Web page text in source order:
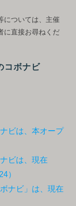
については、主催
に直接お尋ねくだ
コボナビ
ビは、本オープ
ビは、現在
）
ナビ」は、現在